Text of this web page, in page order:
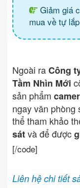
Giảm giá
mua về tự
Ngoài raCông
Tầm Nhìn Mới
sản phẩm
ngay văn phòng
thể tham khảo
sátvà để được
[/code]
Liên hệ chi tiết